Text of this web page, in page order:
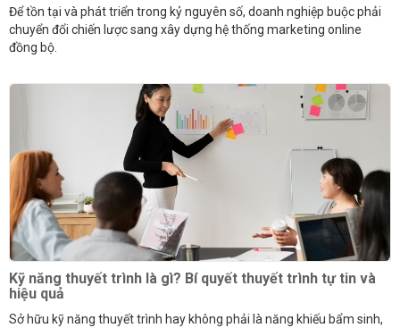
Để tồn tại và phát triển trong kỷ nguyên số, doanh nghiệp buộc phải
chuyển đổi chiến lược sang xây dựng hệ thống marketing online
đồng bộ.
Kỹ năng thuyết trình là gì? Bí quyết thuyết trình tự tin và
hiệu quả
Sở hữu kỹ năng thuyết trình hay không phải là năng khiếu bẩm sinh,